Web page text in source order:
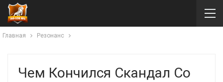
Главная Резонанс
Чем Кончился Скандал Со